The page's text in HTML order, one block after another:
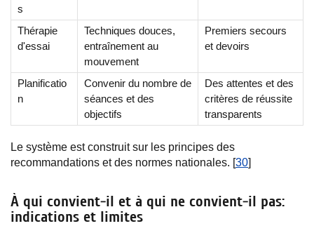
s
Thérapie
d'essai
Techniques douces,
entraînement au
mouvement
Premiers secours
et devoirs
Planificatio
n
Convenir du nombre de
séances et des
objectifs
Des attentes et des
critères de réussite
transparents
Le système est construit sur les principes des
recommandations et des normes nationales. [30]
À qui convient-il et à qui ne convient-il pas:
indications et limites